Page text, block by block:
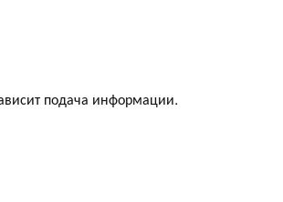
подача информации.